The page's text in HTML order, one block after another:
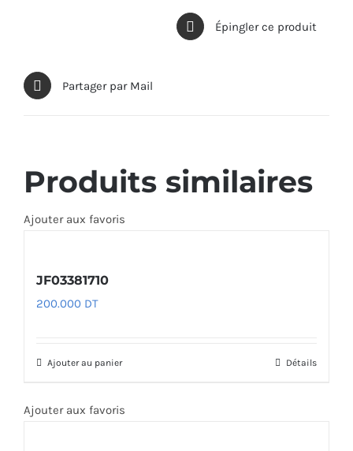
Épingler ce produit
Partager par Mail
Produits similaires
Ajouter aux favoris
JF03381710
200.000 DT
Ajouter au panier Détails
Ajouter aux favoris